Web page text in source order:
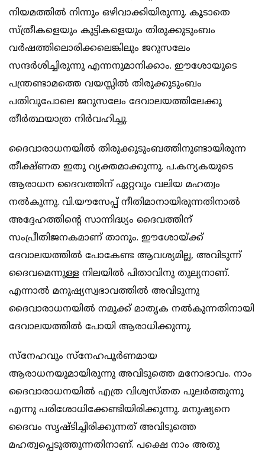
നിയമത്തില്‍ നിന്നും ഒഴിവാക്കിയിരുന്നു. കൂടാതെ
സ്ത്രീകളെയും കുട്ടികളെയും തിരുക്കുടുംബം
വര്‍ഷത്തിലൊരിക്കലെങ്കിലും ജറുസലേം
സന്ദര്‍ശിച്ചിരുന്നു എന്നനുമാനിക്കാം. ഈശോയുടെ
പന്ത്രണ്ടാമത്തെ വയസ്സില്‍ തിരുക്കുടുംബം
പതിവുപോലെ ജറുസലേം ദേവാലയത്തിലേക്കു
തീര്‍ത്ഥയാത്ര നിര്‍വഹിച്ചു.
ദൈവാരാധനയില്‍ തിരുക്കുടുംബത്തിനുണ്ടായിരുന്ന
തീക്ഷ്ണത ഇതു വ്യക്തമാക്കുന്നു. പ.കന്യകയുടെ
ആരാധന ദൈവത്തിന് ഏറ്റവും വലിയ മഹത്വം
നല്‍കുന്നു. വി.യൗസേപ്പ് നീതിമാനായിരുന്നതിനാല്‍
അദ്ദേഹത്തിന്‍റെ സാന്നിദ്ധ്യം ദൈവത്തിന്
സംപ്രീതിജനകമാണ് താനും. ഈശോയ്ക്ക്
ദേവാലയത്തില്‍ പോകേണ്ട ആവശ്യമില്ല, അവിടുന്ന്‍
ദൈവമെന്നുള്ള നിലയില്‍ പിതാവിനു തുല്യനാണ്.
എന്നാല്‍ മനുഷ്യസ്വഭാവത്തില്‍ അവിടുന്നു
ദൈവാരാധനയില്‍ നമുക്ക് മാതൃക നല്‍കുന്നതിനായി
ദേവാലയത്തില്‍ പോയി ആരാധിക്കുന്നു.
സ്നേഹവും സ്നേഹപൂര്‍ണമായ
ആരാധനയുമായിരുന്നു അവിടുത്തെ മനോഭാവം. നാം
ദൈവാരാധനയില്‍ എത്ര വിശ്വസ്തത പുലര്‍ത്തുന്നു
എന്നു പരിശോധിക്കേണ്ടിയിരിക്കുന്നു. മനുഷ്യനെ
ദൈവം സൃഷ്ടിച്ചിരിക്കുന്നത് അവിടുത്തെ
മഹത്വപ്പെടുത്തുന്നതിനാണ്. പക്ഷെ നാം അതു